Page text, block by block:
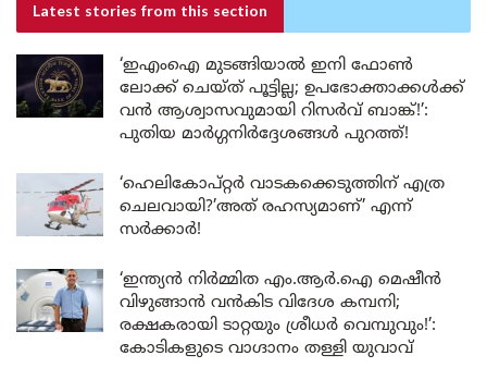
Latest stories from this section
‘ഇഎംഐ മുടങ്ങിയാൽ ഇനി ഫോൺ
ലോക്ക് ചെയ്ത് പൂട്ടില്ല; ഉപഭോക്താക്കൾക്ക്
വൻ ആശ്വാസവുമായി റിസർവ് ബാങ്ക്!’:
പുതിയ മാർഗ്ഗനിർദ്ദേശങ്ങൾ പുറത്ത്!
‘ഹെലികോപ്റ്റർ വാടകക്കെടുത്തിന് എത്ര
ചെലവായി?’അത് രഹസ്യമാണ്’ എന്ന്
സർക്കാർ!
‘ഇന്ത്യൻ നിർമ്മിത എം.ആർ.ഐ മെഷീൻ
വിഴുങ്ങാൻ വൻകിട വിദേശ കമ്പനി;
രക്ഷകരായി ടാറ്റയും ശ്രീധർ വെമ്പുവും!’:
കോടികളുടെ വാഗ്ദാനം തള്ളി യുവാവ്